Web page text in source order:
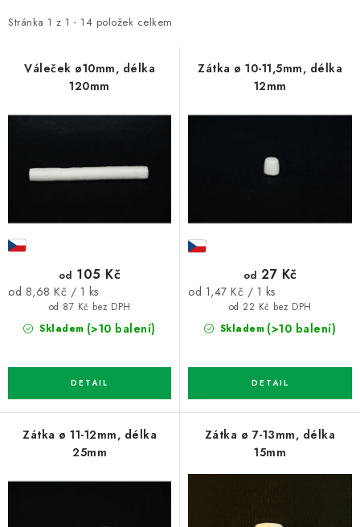
i
o
ů
Stránka 1 z 1 - 14 položek celkem
e
r
t
ů
Váleček ø10mm, délka
120mm
Skladem (>10 balení)
od 87 Kč bez DPH
od 105 Kč
Měrná
od 8,68 Kč / 1 ks
Zátka ø 10-11,5mm, délka
12mm
Skladem (>10 balení)
od 22 Kč bez DPH
od 27 Kč
Měrná
od 1,47 Kč / 1 ks
Zátka ø 11-12mm, délka
25mm
Zátka ø 7-13mm, délka
15mm